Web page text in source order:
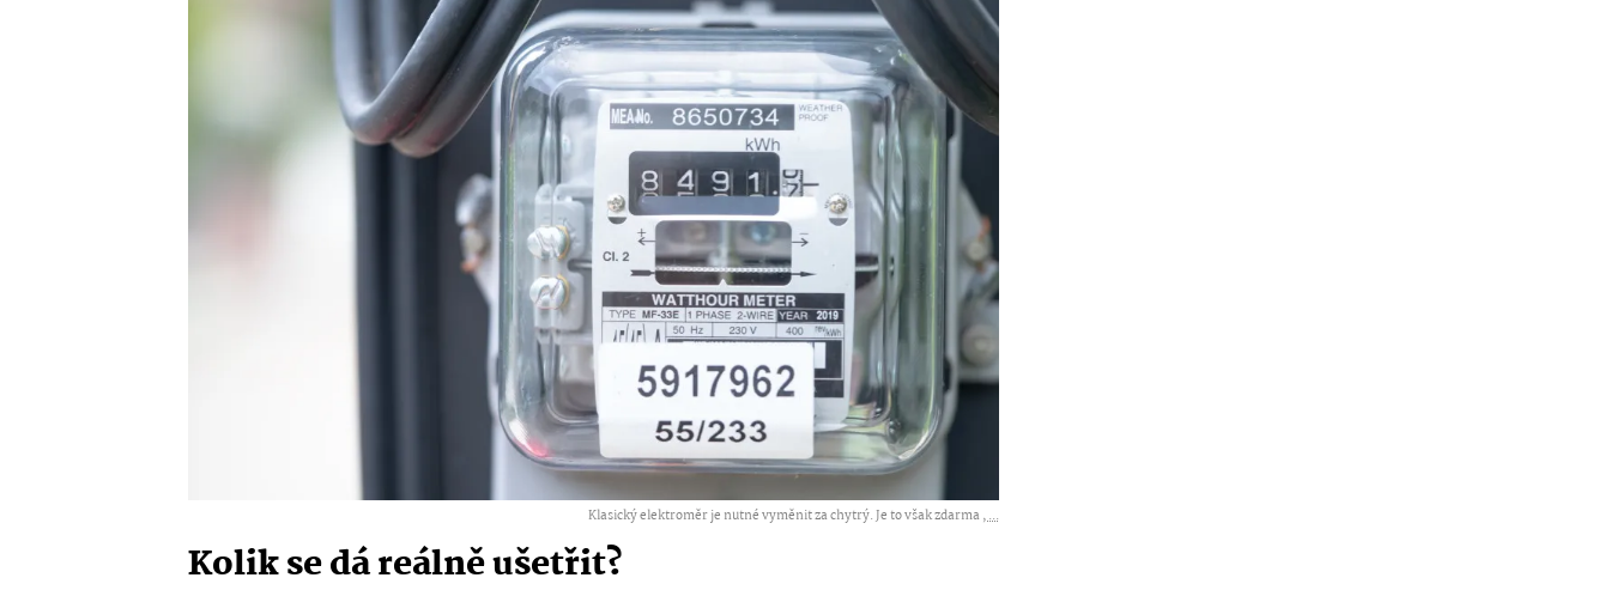
Klasický elektroměr je nutné vyměnit za chytrý. Je to však zdarma ,...
Kolik se dá reálně ušetřit?